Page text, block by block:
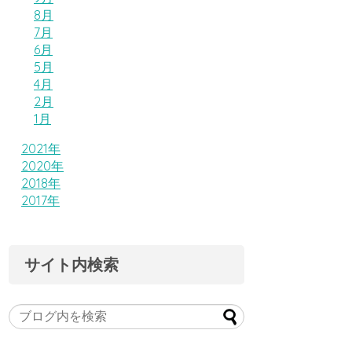
8月
7月
6月
5月
4月
2月
1月
2021年
2020年
2018年
2017年
サイト内検索